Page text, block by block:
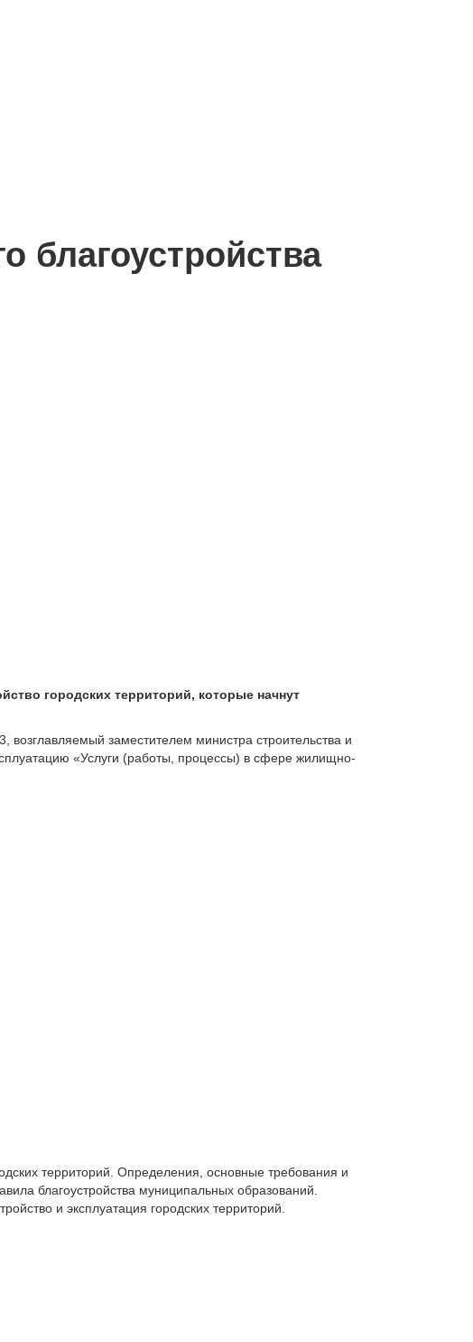
благоустройства
городских территорий, которые начнут
заместителем министра строительства и
«Услуги (работы, процессы) в сфере жилищно-
территорий. Определения, основные требования и
благоустройства муниципальных образований.
и эксплуатация городских территорий.